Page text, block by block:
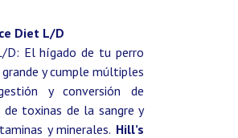
Diet L/D
D: El hígado de tu perro
y cumple múltiples
y conversión de
toxinas de la sangre y
y minerales. Hill’s